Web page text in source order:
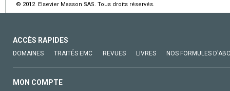
© 2012 Elsevier Masson SAS. Tous droits réservés.
ACCÈS RAPIDES
DOMAINES TRAITÉS EMC REVUES LIVRES NOS FORMULES
MON COMPTE